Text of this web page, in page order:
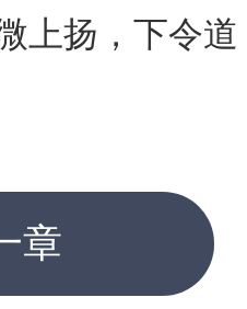
上扬，下令
章